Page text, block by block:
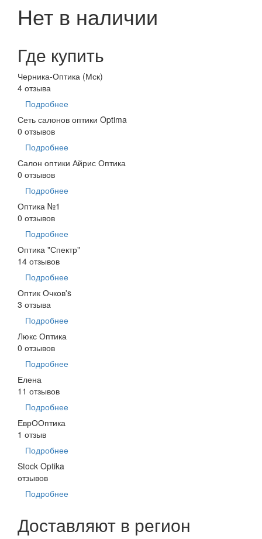
Нет в наличии
Где купить
Черника-Оптика (Мск)
4 отзыва
Подробнее
Сеть салонов оптики Optima
0 отзывов
Подробнее
Салон оптики Айрис Оптика
0 отзывов
Подробнее
Оптика №1
0 отзывов
Подробнее
Оптика "Спектр"
14 отзывов
Подробнее
Оптик Очков's
3 отзыва
Подробнее
Люкс Оптика
0 отзывов
Подробнее
Елена
11 отзывов
Подробнее
ЕврООптика
1 отзыв
Подробнее
Stock Optika
отзывов
Подробнее
Доставляют в регион